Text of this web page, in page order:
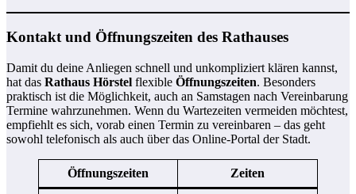
Kontakt und Öffnungszeiten des Rathauses
Damit du deine Anliegen schnell und unkompliziert klären kannst,
hat das Rathaus Hörstel flexible Öffnungszeiten. Besonders
praktisch ist die Möglichkeit, auch an Samstagen nach Vereinbarung
Termine wahrzunehmen. Wenn du Wartezeiten vermeiden möchtest,
empfiehlt es sich, vorab einen Termin zu vereinbaren – das geht
sowohl telefonisch als auch über das Online-Portal der Stadt.
Öffnungszeiten Zeiten